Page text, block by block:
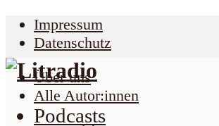
Impressum
Datenschutz
Über uns
Alle Autor:innen
Podcasts